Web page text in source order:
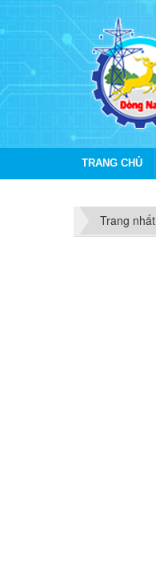
TRANG CHỦ
Trang nhất